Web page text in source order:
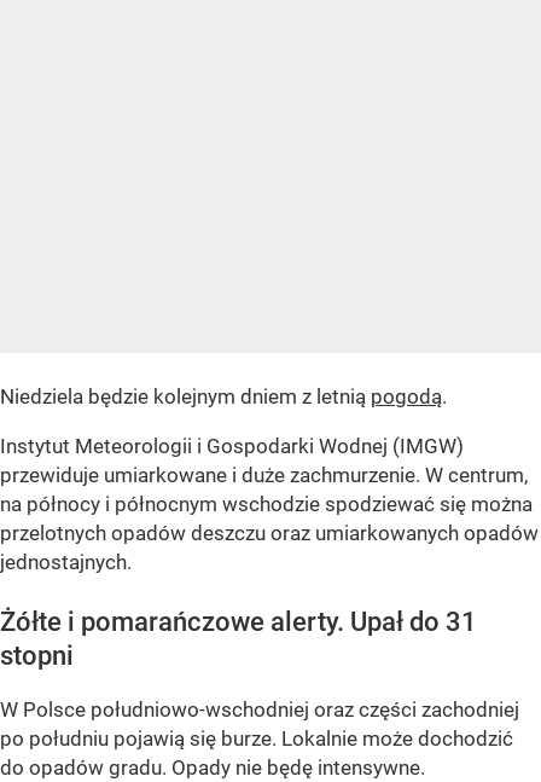
Niedziela będzie kolejnym dniem z letnią pogodą.
Instytut Meteorologii i Gospodarki Wodnej (IMGW)
przewiduje umiarkowane i duże zachmurzenie. W centrum,
na północy i północnym wschodzie spodziewać się można
przelotnych opadów deszczu oraz umiarkowanych opadów
jednostajnych.
Żółte i pomarańczowe alerty. Upał do 31
stopni
W Polsce południowo-wschodniej oraz części zachodniej
po południu pojawią się burze. Lokalnie może dochodzić
do opadów gradu. Opady nie będę intensywne.